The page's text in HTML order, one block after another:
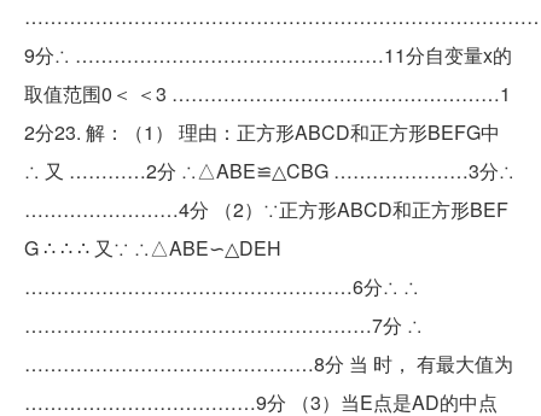
9分∴ …………………………………………11分自变量x的
取值范围0＜ ＜3 ……………………………………………1
2分23. 解：（1） 理由：正方形ABCD和正方形BEFG中
∴ 又 …………2分 ∴△ABE≌△CBG …………………3分∴
……………………4分 （2）∵正方形ABCD和正方形BEF
G ∴ ∴ ∴ 又∵ ∴△ABE∽△DEH
……………………………………………6分∴ ∴
………………………………………………7分 ∴
………………………………………8分 当 时， 有最大值为
………………………………9分 （3）当E点是AD的中点